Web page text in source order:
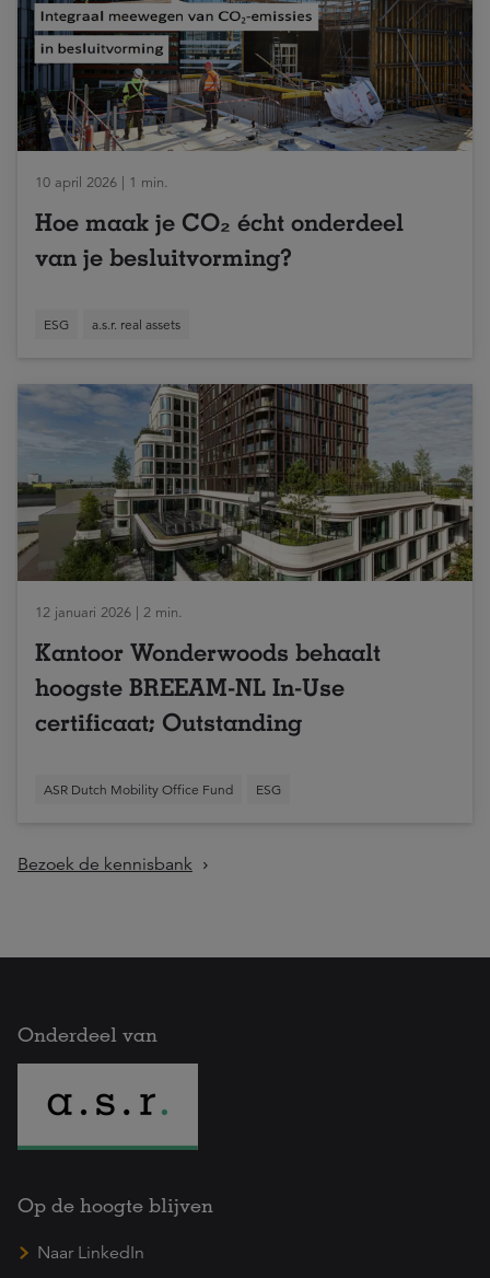
10 april 2026 | 1 min.
Hoe maak je CO₂ écht onderdeel
van je besluitvorming?
ESG a.s.r. real assets
12 januari 2026 | 2 min.
Kantoor Wonderwoods behaalt
hoogste BREEAM-NL In-Use
certificaat; Outstanding
ASR Dutch Mobility Office Fund ESG
Bezoek de kennisbank
Onderdeel van
Op de hoogte blijven
Naar LinkedIn